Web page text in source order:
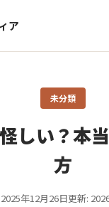
ア
未分類
しい？本
方
年12月26日更新: